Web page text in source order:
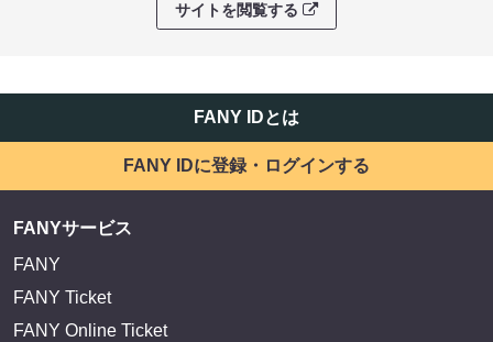
サイトを閲覧する
FANY IDとは
FANY IDに登録・ログインする
FANYサービス
FANY
FANY Ticket
FANY Online Ticket